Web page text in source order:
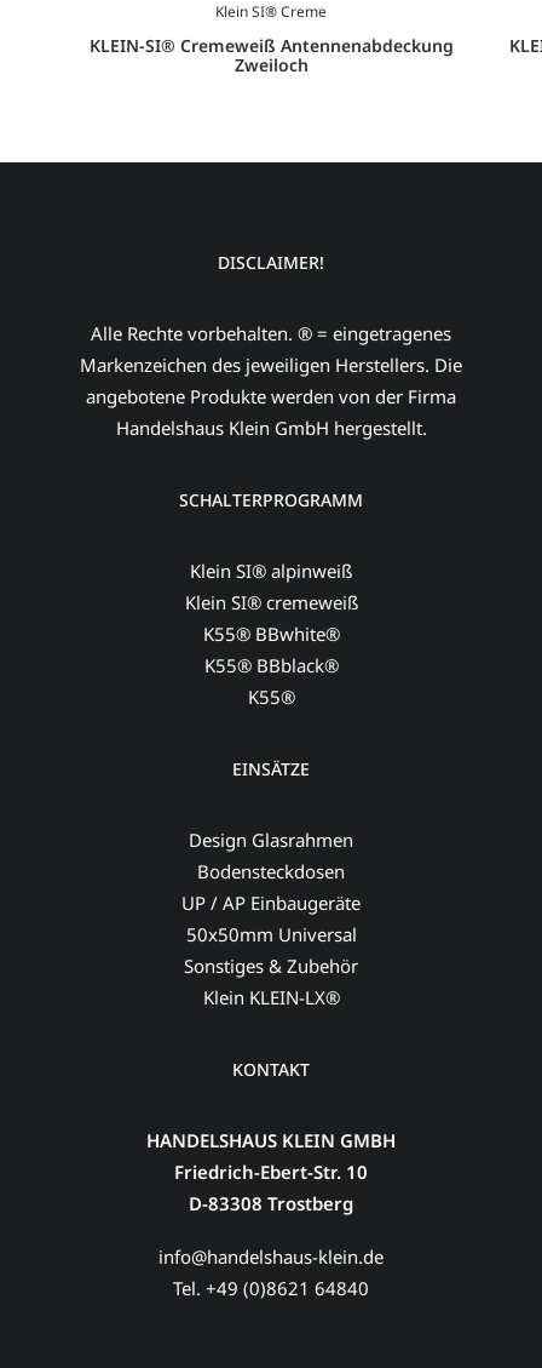
Klein SI® Creme
KLEIN-SI® Cremeweiß Antennenabdeckung
Zweiloch
DISCLAIMER!
Alle Rechte vorbehalten. ® = eingetragenes
Markenzeichen des jeweiligen Herstellers. Die
angebotene Produkte werden von der Firma
Handelshaus Klein GmbH hergestellt.
SCHALTERPROGRAMM
Klein SI® alpinweiß
Klein SI® cremeweiß
K55® BBwhite®
K55® BBblack®
K55®
EINSÄTZE
Design Glasrahmen
Bodensteckdosen
UP / AP Einbaugeräte
50x50mm Universal
Sonstiges & Zubehör
Klein KLEIN-LX®
KONTAKT
HANDELSHAUS KLEIN GMBH
Friedrich-Ebert-Str. 10
D-83308 Trostberg
info@handelshaus-klein.de
Tel. +49 (0)8621 64840